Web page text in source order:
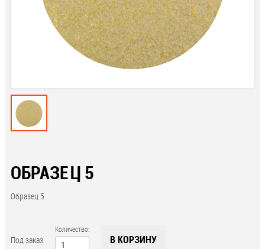
ОБРАЗЕЦ 5
Образец 5
Под заказ
Количество:
В КОРЗИНУ